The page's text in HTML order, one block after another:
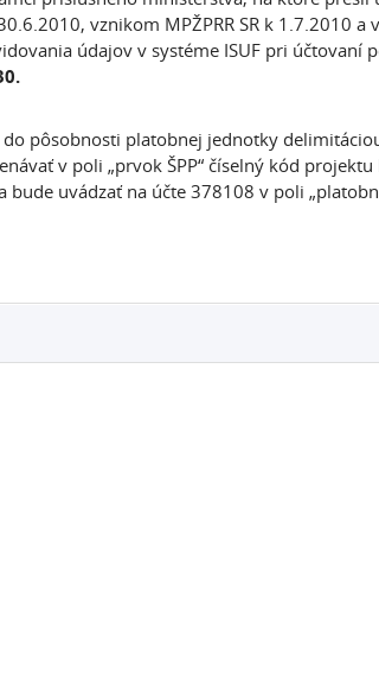
vznikom MPŽPRR SR k 1.7.2010
údajov v systéme ISUF pri
pôsobnosti platobnej jednotky
v poli „prvok ŠPP“ číselný kód
bude uvádzať na účte 378108 v poli